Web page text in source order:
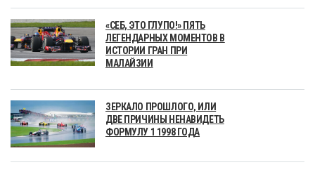
«СЕБ, ЭТО ГЛУПО!» ПЯТЬ
ЛЕГЕНДАРНЫХ МОМЕНТОВ В
ИСТОРИИ ГРАН ПРИ
МАЛАЙЗИИ
ЗЕРКАЛО ПРОШЛОГО, ИЛИ
ДВЕ ПРИЧИНЫ НЕНАВИДЕТЬ
ФОРМУЛУ 1 1998 ГОДА